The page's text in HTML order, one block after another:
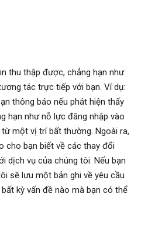
thu thập được, chẳng hạn như
tác trực tiếp với bạn. Ví dụ:
thông báo nếu phát hiện thấy
hạn như nỗ lực đăng nhập vào
một vị trí bất thường. Ngoài ra,
cho bạn biết về các thay đổi
dịch vụ của chúng tôi. Nếu bạn
sẽ lưu một bản ghi về yêu cầu
kỳ vấn đề nào mà bạn có thể